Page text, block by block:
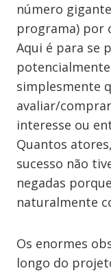
número
programa) por
Aqui é para se
simplesmente
avaliar/
interesse ou
Quantos
sucesso não
negadas
naturalmente
Os enormes
longo do